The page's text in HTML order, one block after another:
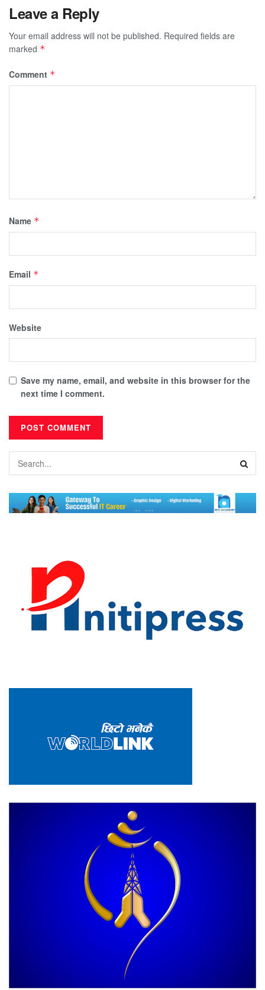
Leave a Reply
Your email address will not be published. Required fields are
marked *
Comment *
Name *
Email *
Website
Save my name, email, and website in this browser for the
next time I comment.